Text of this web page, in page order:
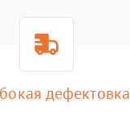
дефектовка